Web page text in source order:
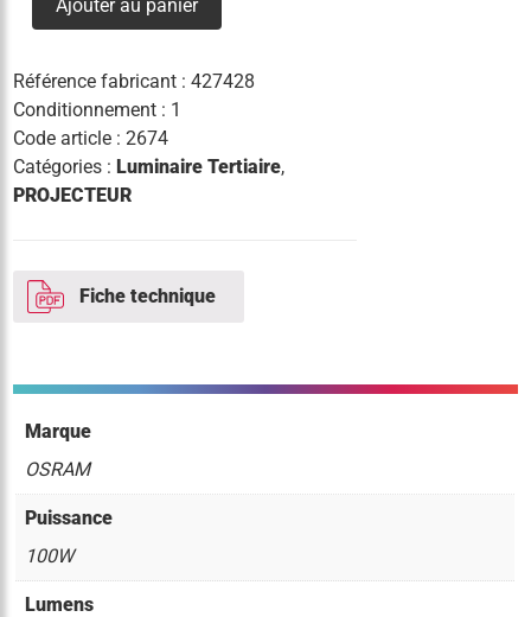
100w
3°k
14000lm
asym
noir
Ajouter au panier
Référence fabricant :427428
Conditionnement : 1
Code article :2674
Catégories :Luminaire Tertiaire,
PROJECTEUR
Fiche technique
Marque
OSRAM
Puissance
100W
Lumens